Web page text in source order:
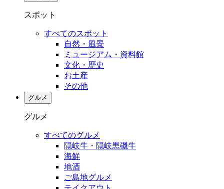
スポット
すべてのスポット
自然・風景
ミュージアム・資料館
文化・歴史
お土産
その他
グルメ
グルメ
すべてのグルメ
隠岐牛・隠岐黒磯牛
海鮮
地酒
ご島地グルメ